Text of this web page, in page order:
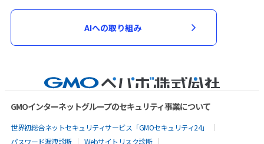
AIへの取り組み
GMOインターネットグループのセキュリティ事業について
世界初総合ネットセキュリティサービス「GMOセキュリティ24」
パスワード漏洩診断
Webサイトリスク診断